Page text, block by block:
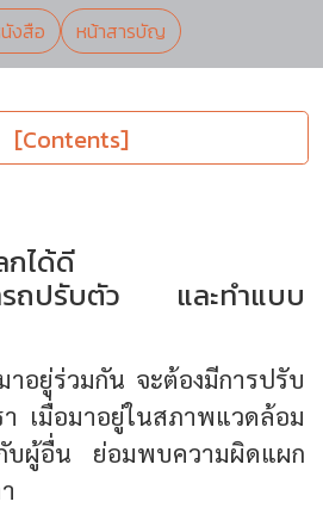
งสือ หน้าสารบัญ
[Contents]
กได้ดี
รถปรับตัว และทำแบบ
อยู่ร่วมกัน จะต้องมีการปรับ
เมื่อมาอยู่ในสภาพแวดล้อม
บผู้อื่น ย่อมพบความผิดแผก